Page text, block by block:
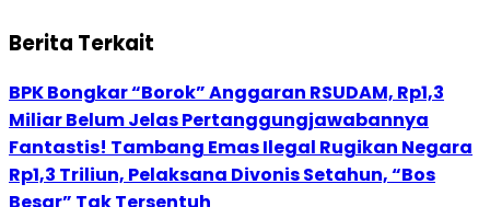
Berita Terkait
BPK Bongkar “Borok” Anggaran RSUDAM, Rp1,3
Miliar Belum Jelas Pertanggungjawabannya
Fantastis! Tambang Emas Ilegal Rugikan Negara
Rp1,3 Triliun, Pelaksana Divonis Setahun, “Bos